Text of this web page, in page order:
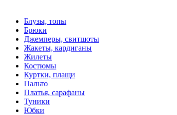
Блузы, топы
Брюки
Джемперы, свитшоты
Жакеты, кардиганы
Жилеты
Костюмы
Куртки, плащи
Пальто
Платья, сарафаны
Туники
Юбки